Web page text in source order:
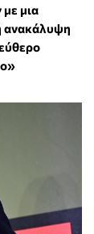
μια
ανακάλυψη